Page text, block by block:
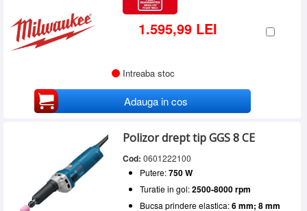
1.595,99 LEI
Intreaba stoc
Adauga in cos
Polizor drept tip GGS 8 CE
Cod: 0601222100
Putere:750 W
Turatie in gol:2500-8000 rpm
Bucsa prindere elastica:6 mm; 8 mm